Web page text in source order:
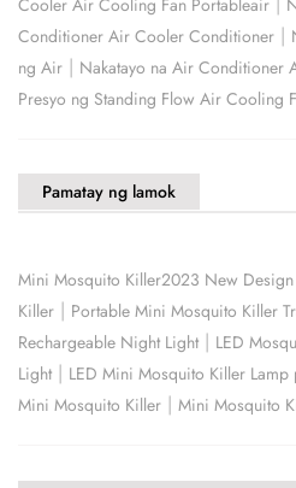
Conditioner Air Cooler Conditioner |
ng Air | Nakatayo na Air Conditioner
Presyo ng Standing Flow Air Cooling
Pamatay ng lamok
Mini Mosquito Killer2023 New
Killer | Portable Mini Mosquito Killer
Rechargeable Night Light | LED
Light | LED Mini Mosquito Killer Lamp
Mini Mosquito Killer | Mini Mosquito